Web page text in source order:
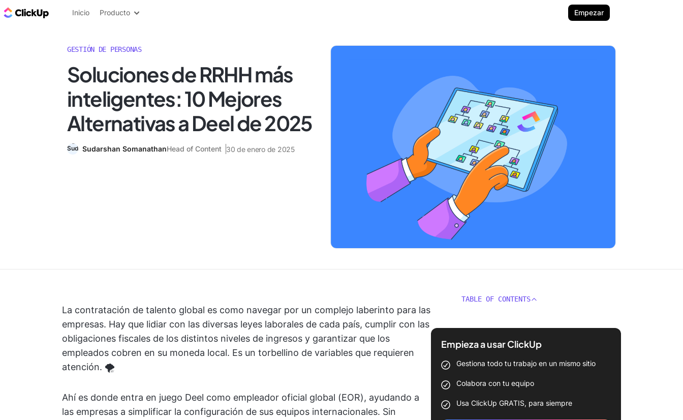
ClickUp Blog
Inicio Producto Empezar
GESTIÓN DE PERSONAS
Soluciones de RRHH más
inteligentes: 10 Mejores
Alternativas a Deel de 2025
Sudarshan SomanathanHead of Content 30 de enero de 2025
La contratación de talento global es como navegar por un complejo laberinto para las
empresas. Hay que lidiar con las diversas leyes laborales de cada país, cumplir con las
obligaciones fiscales de los distintos niveles de ingresos y garantizar que los
empleados cobren en su moneda local. Es un torbellino de variables que requieren
atención. 🌪️
Ahí es donde entra en juego Deel como empleador oficial global (EOR), ayudando a
las empresas a simplificar la configuración de sus equipos internacionales. Sin
TABLE OF CONTENTS
Empieza a usar ClickUp
Gestiona todo tu trabajo en un mismo sitio
Colabora con tu equipo
Usa ClickUp GRATIS, para siempre